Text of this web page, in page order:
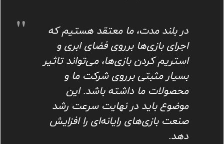
در بلند مدت، ما معتقد هستیم که
اجرای بازی‌ها برروی فضای ابری و
استریم کردن بازی‌ها، می‌تواند تاثیر
بسیار مثبتی برروی شرکت ما و
محصولات ما داشته باشد. این
موضوع باید در نهایت سرعت رشد
صنعت بازی‌های رایانه‌ای را افزایش
دهد.